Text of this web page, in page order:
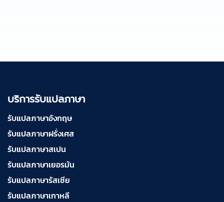
บริการรับแปลภาษา
รับแปลภาษาอังกฤษ
รับแปลภาษาฝรั่งเศส
รับแปลภาษาสเปน
รับแปลภาษาเยอรมัน
รับแปลภาษารัสเซีย
รับแปลภาษาเกาหลี